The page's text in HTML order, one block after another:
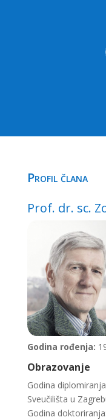
Profil člana
Prof. dr. sc.
Godina rođenja:
Obrazovanje
Godina
Sveučilišta u
Godina